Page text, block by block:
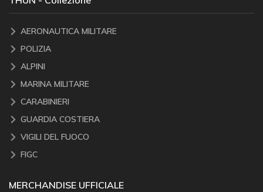
AERONAUTICA MILITARE
POLIZIA
ALPINI
MARINA MILITARE
CARABINIERI
GUARDIA COSTIERA
VIGILI DEL FUOCO
FIGC
MERCHANDISE UFFICIALE